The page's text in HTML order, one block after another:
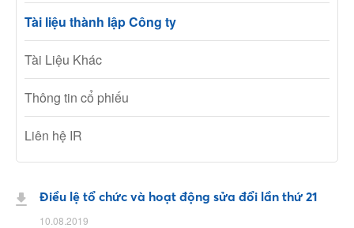
Tài liệu thành lập Công ty
Tài Liệu Khác
Thông tin cổ phiếu
Liên hệ IR
Điều lệ tổ chức và hoạt động sửa đổi lần thứ 21
10.08.2019